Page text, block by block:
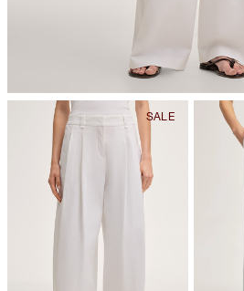
chemische Reinigung mit